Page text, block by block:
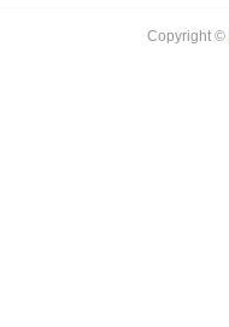
Copyright ©